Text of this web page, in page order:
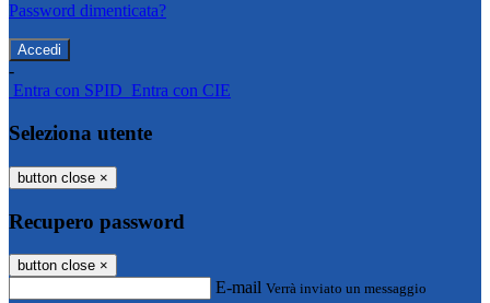
Password dimenticata?
-
Entra con SPID Entra con CIE
Seleziona utente
button close ×
Recupero password
button close ×
E-mail Verrà inviato un messaggio